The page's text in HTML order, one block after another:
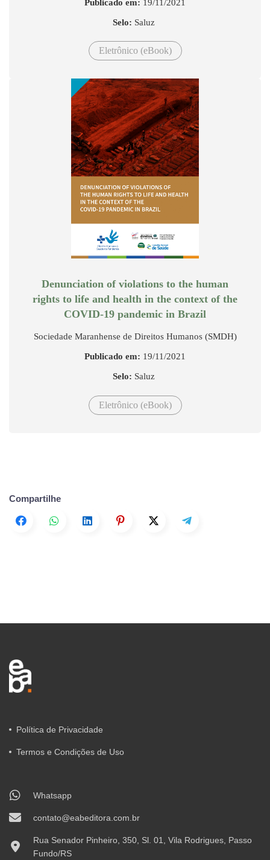
Publicado em: 19/11/2021
Selo: Saluz
Eletrônico (eBook)
Denunciation of violations to the human
rights to life and health in the context of the
COVID-19 pandemic in Brazil
Sociedade Maranhense de Direitos Humanos (SMDH)
Publicado em: 19/11/2021
Selo: Saluz
Eletrônico (eBook)
Compartilhe
Política de Privacidade
Termos e Condições de Uso
Whatsapp
contato@eabeditora.com.br
Rua Senador Pinheiro, 350, Sl. 01, Vila Rodrigues, Passo
Fundo/RS